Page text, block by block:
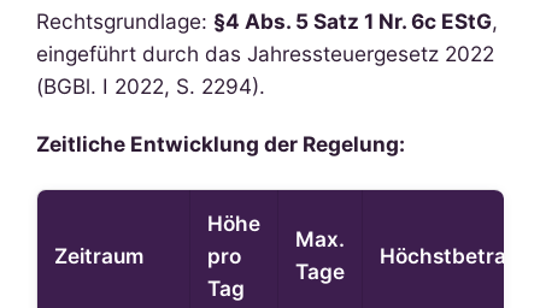
Rechtsgrundlage: §4 Abs. 5 Satz 1 Nr. 6c EStG,
eingeführt durch das Jahressteuergesetz 2022
(BGBl. I 2022, S. 2294).
Zeitliche Entwicklung der Regelung:
Zeitraum
Höhe
pro
Tag
Max.
Tage
Höchstbetrag